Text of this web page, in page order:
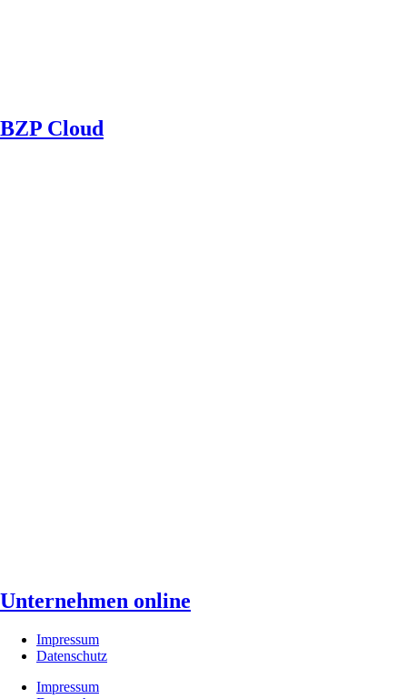
BZP Cloud
Unternehmen online
Impressum
Datenschutz
Impressum